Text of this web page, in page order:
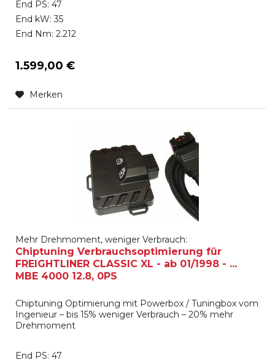
End PS: 47
End kW: 35
End Nm: 2.212
1.599,00 €
Merken
Mehr Drehmoment, weniger Verbrauch:
Chiptuning Verbrauchsoptimierung für
FREIGHTLINER CLASSIC XL - ab 01/1998 - ...
MBE 4000 12.8, 0PS
Chiptuning Optimierung mit Powerbox / Tuningbox vom
Ingenieur – bis 15% weniger Verbrauch – 20% mehr
Drehmoment
End PS: 47